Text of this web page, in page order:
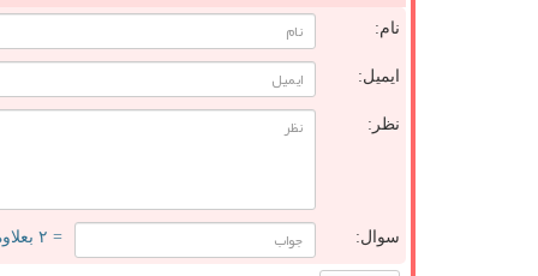
نام:
ایمیل:
نظر:
سوال: = ۲ بعلاوه ۴